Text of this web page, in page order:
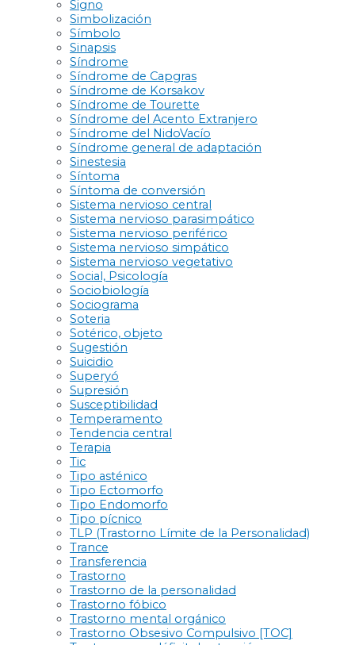
Signo
Simbolización
Símbolo
Sinapsis
Síndrome
Síndrome de Capgras
Síndrome de Korsakov
Síndrome de Tourette
Síndrome del Acento Extranjero
Síndrome del NidoVacío
Síndrome general de adaptación
Sinestesia
Síntoma
Síntoma de conversión
Sistema nervioso central
Sistema nervioso parasimpático
Sistema nervioso periférico
Sistema nervioso simpático
Sistema nervioso vegetativo
Social, Psicología
Sociobiología
Sociograma
Soteria
Sotérico, objeto
Sugestión
Suicidio
Superyó
Supresión
Susceptibilidad
Temperamento
Tendencia central
Terapia
Tic
Tipo asténico
Tipo Ectomorfo
Tipo Endomorfo
Tipo pícnico
TLP (Trastorno Límite de la Personalidad)
Trance
Transferencia
Trastorno
Trastorno de la personalidad
Trastorno fóbico
Trastorno mental orgánico
Trastorno Obsesivo Compulsivo [TOC]